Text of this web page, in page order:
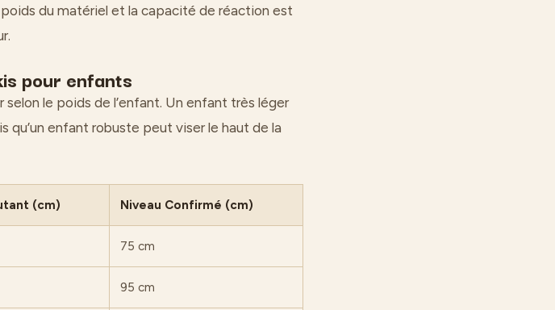
du matériel et la capacité de réaction est
pour enfants
le poids de l’enfant. Un enfant très léger
qu’un enfant robuste peut viser le haut de la
(cm) Niveau Confirmé (cm)
75 cm
95 cm